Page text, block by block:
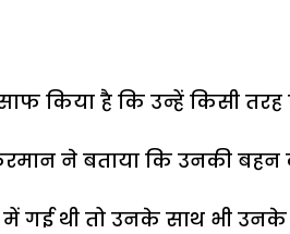
किया है कि उन्हें किसी तरह
ने बताया कि उनकी
में गई थी तो उनके साथ भी